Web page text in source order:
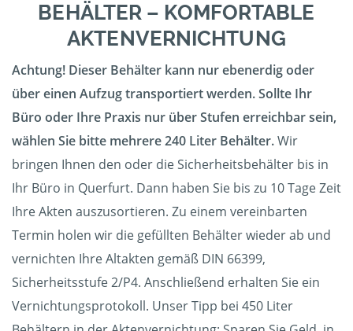
BEHÄLTER – KOMFORTABLE
AKTENVERNICHTUNG
Achtung! Dieser Behälter kann nur ebenerdig oder
über einen Aufzug transportiert werden. Sollte Ihr
Büro oder Ihre Praxis nur über Stufen erreichbar sein,
wählen Sie bitte mehrere 240 Liter Behälter.Wir
bringen Ihnen den oder die Sicherheitsbehälter bis in
Ihr Büro in Querfurt. Dann haben Sie bis zu 10 Tage Zeit
Ihre Akten auszusortieren. Zu einem vereinbarten
Termin holen wir die gefüllten Behälter wieder ab und
vernichten Ihre Altakten gemäß DIN 66399,
Sicherheitsstufe 2/P4. Anschließend erhalten Sie ein
Vernichtungsprotokoll. Unser Tipp bei 450 Liter